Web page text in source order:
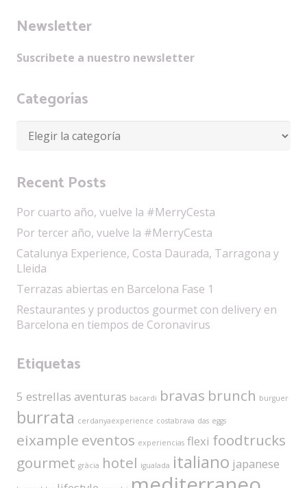
Newsletter
Suscribete a nuestro newsletter
Categorías
Categorías
Recent Posts
Por cuarto año, vuelve la #MerryCesta
Por tercer año, vuelve la #MerryCesta
Catalunya Experience, Costa Daurada, Tarragona y
Lleida
Terrazas abiertas en Barcelona Fase 1
Restaurantes y productos gourmet con delivery en
Barcelona en tiempos de Coronavirus
Etiquetas
5 estrellas aventuras bacardi bravas brunch burguer
burrata cerdanyaexperience costabrava das eggs
eixample eventos experiencias flexi foodtrucks
gourmet gràcia hotel igualada italiano japanese